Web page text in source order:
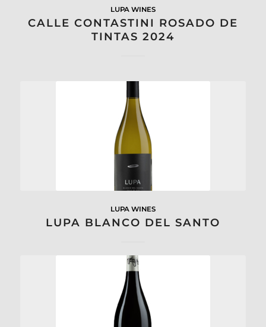
LUPA WINES
CALLE CONTASTINI ROSADO DE
TINTAS 2024
LUPA WINES
LUPA BLANCO DEL SANTO